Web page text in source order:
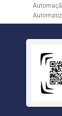
Controle
Empresa
Empresa
Etiqueta